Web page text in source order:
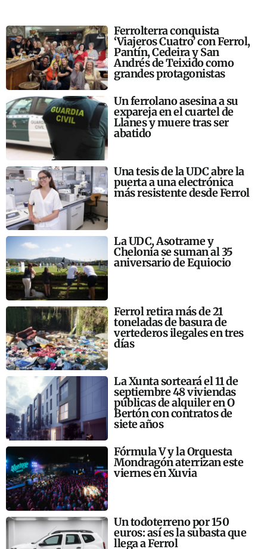
Ferrolterra conquista
‘Viajeros Cuatro’ con Ferrol,
Pantín, Cedeira y San
Andrés de Teixido como
grandes protagonistas
Un ferrolano asesina a su
expareja en el cuartel de
Llanes y muere tras ser
abatido
Una tesis de la UDC abre la
puerta a una electrónica
más resistente desde Ferrol
La UDC, Asotrame y
Chelonia se suman al 35
aniversario de Equiocio
Ferrol retira más de 21
toneladas de basura de
vertederos ilegales en tres
días
La Xunta sorteará el 11 de
septiembre 48 viviendas
públicas de alquiler en O
Bertón con contratos de
siete años
Fórmula V y la Orquesta
Mondragón aterrizan este
viernes en Xuvia
Un todoterreno por 150
euros: así es la subasta que
llega a Ferrol